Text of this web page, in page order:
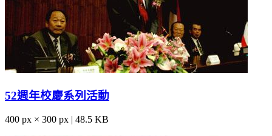
52週年校慶系列活動
400 px × 300 px | 48.5 KB